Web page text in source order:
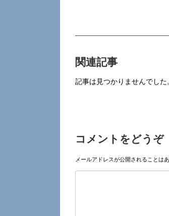
関連記事
記事は見つかりませんでした
コメントをどうぞ
メールアドレスが公開されることはあ